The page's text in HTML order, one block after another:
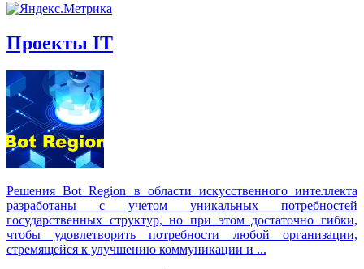
Проекты IT
Решения Вot Region в области искусственного интеллекта
разработаны с учетом уникальных потребностей
государственных структур, но при этом достаточно гибки,
чтобы удовлетворить потребности любой организации,
стремящейся к улучшению коммуникации и ...